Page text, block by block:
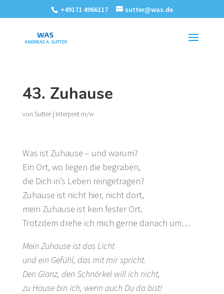
+49171 4966117 sutter@was.de
43. Zuhause
von Sutter| Interpret m/w
Was ist Zuhause – und warum?
Ein Ort, wo liegen die begraben,
die Dich in’s Leben reingetragen?
Zuhause ist nicht hier, nicht dort,
mein Zuhause ist kein fester Ort.
Trotzdem drehe ich mich gerne danach um…
Mein Zuhause ist das Licht
und ein Gefühl, das mit mir spricht.
Den Glanz, den Schnörkel will ich nicht,
zu Hause bin ich, wenn auch Du da bist!